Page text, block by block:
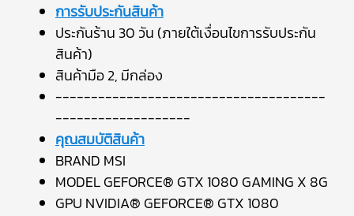
การรับประกันสินค้า
ประกันร้าน 30 วัน (ภายใต้เงื่อนไขการรับประกัน
สินค้า)
สินค้ามือ 2, มีกล่อง
--------------------------------------
-------------------
คุณสมบัติสินค้า
BRAND MSI
MODEL GEFORCE® GTX 1080 GAMING X 8G
GPU NVIDIA® GEFORCE® GTX 1080